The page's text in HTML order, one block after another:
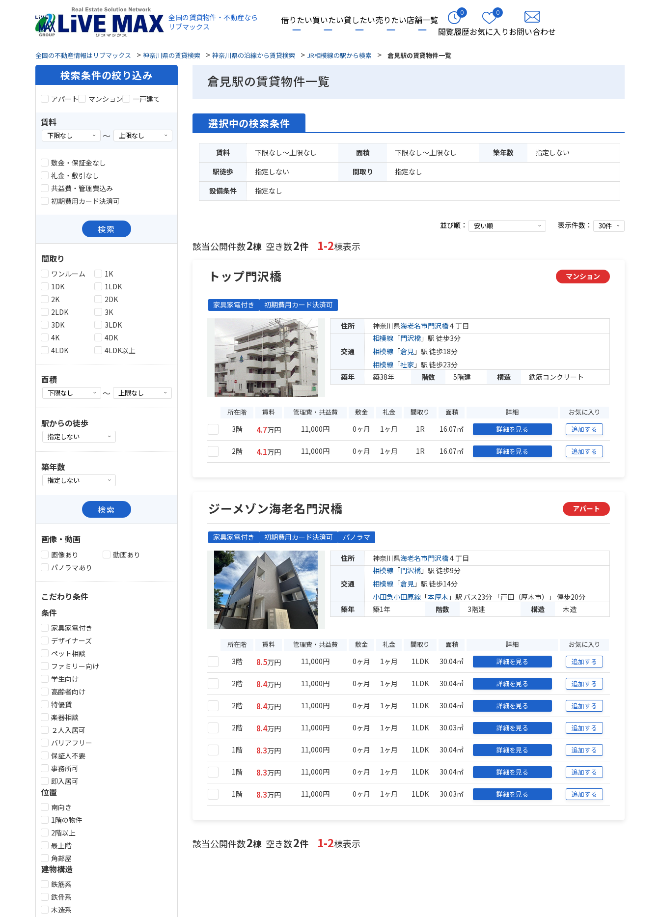
全国の賃貸物件・不動産なら
リブマックス
借りたい買いたい貸したい売りたい店舗一覧
0
閲覧履歴
0
お気に入りお問い合わせ
全国の不動産情報はリブマックス > 神奈川県の賃貸検索 > 神奈川県の沿線から賃貸検索 > JR相模線の駅から検索 > 倉見駅の賃貸物件一覧
倉見駅の賃貸物件一覧
選択中の検索条件
賃料 下限なし～上限なし 面積 下限なし～上限なし 築年数
指定しない
駅徒歩
指定しない 間取り
指定なし
設備条件
指定なし
並び順： 表示件数：
該当公開件数2棟 空き数2件 1-2棟表示
トップ門沢橋 マンション
家具家電付き 初期費用カード決済可
住所 神奈川県海老名市門沢橋４丁目
交通
相模線 「門沢橋 」駅 徒歩3分
相模線 「倉見 」駅 徒歩18分
相模線 「社家 」駅 徒歩23分
築年
築38年 階数 5階建 構造 鉄筋コンクリート
所在階 賃料 管理費・共益費 敷金 礼金 間取り 面積 詳細 お気に入り
3階 4.7万円 11,000円 0ヶ月 1ヶ月 1R 16.07㎡ 詳細を見る 追加する
2階 4.1万円 11,000円 0ヶ月 1ヶ月 1R 16.07㎡ 詳細を見る 追加する
ジーメゾン海老名門沢橋 アパート
家具家電付き 初期費用カード決済可 パノラマ
住所 神奈川県海老名市門沢橋４丁目
交通
相模線 「門沢橋 」駅 徒歩9分
相模線 「倉見 」駅 徒歩14分
小田急小田原線 「本厚木 」駅 バス23分 「戸田（厚木市）」 停歩20分
築年
築1年 階数 3階建 構造 木造
所在階 賃料 管理費・共益費 敷金 礼金 間取り 面積 詳細 お気に入り
3階 8.5万円 11,000円 0ヶ月 1ヶ月 1LDK 30.04㎡ 詳細を見る 追加する
2階 8.4万円 11,000円 0ヶ月 1ヶ月 1LDK 30.04㎡ 詳細を見る 追加する
2階 8.4万円 11,000円 0ヶ月 1ヶ月 1LDK 30.04㎡ 詳細を見る 追加する
2階 8.4万円 11,000円 0ヶ月 1ヶ月 1LDK 30.03㎡ 詳細を見る 追加する
1階 8.3万円 11,000円 0ヶ月 1ヶ月 1LDK 30.04㎡ 詳細を見る 追加する
1階 8.3万円 11,000円 0ヶ月 1ヶ月 1LDK 30.04㎡ 詳細を見る 追加する
1階 8.3万円 11,000円 0ヶ月 1ヶ月 1LDK 30.03㎡ 詳細を見る 追加する
該当公開件数2棟 空き数2件 1-2棟表示
検索条件の絞り込み
アパート マンション 一戸建て
賃料
～
敷金・保証金なし
礼金・敷引なし
共益費・管理費込み
初期費用カード決済可
検索
間取り
ワンルーム
1K
1DK
1LDK
2K
2DK
2LDK
3K
3DK
3LDK
4K
4DK
4LDK
4LDK以上
面積
～
駅からの徒歩
築年数
検索
画像・動画
画像あり
動画あり
パノラマあり
こだわり条件
条件
家具家電付き
デザイナーズ
ペット相談
ファミリー向け
学生向け
高齢者向け
特優賃
楽器相談
２人入居可
バリアフリー
保証人不要
事務所可
即入居可
位置
南向き
1階の物件
2階以上
最上階
角部屋
建物構造
鉄筋系
鉄骨系
木造系